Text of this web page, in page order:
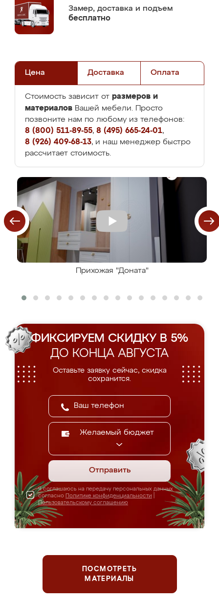
Замер, доставка и подъем
бесплатно
Цена Доставка Оплата
Стоимость зависит от размеров и
материалов Вашей мебели. Просто
позвоните нам по любому из телефонов:
8 (800) 511-89-55, 8 (495) 665-24-01,
8 (926) 409-68-13, и наш менеджер быстро
рассчитает стоимость.
Прихожая "Доната"
ФИКСИРУЕМ СКИДКУ В 5%
ДО КОНЦА АВГУСТА
Оставьте заявку сейчас, скидка
сохранится.
Желаемый бюджет
Отправить
Я соглашаюсь на передачу персональных данных
согласно Политике конфиденциальности
Пользовательскому соглашению
ПОСМОТРЕТЬ
МАТЕРИАЛЫ